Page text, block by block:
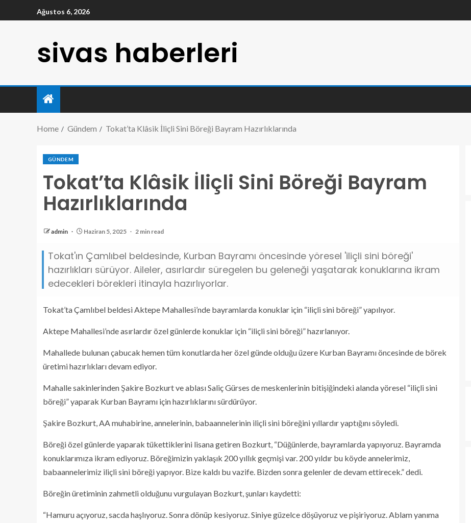
Ağustos 6, 2026
sivas haberleri
Home Gündem Tokat’ta Klâsik İliçli Sini Böreği Bayram Hazırlıklarında
GÜNDEM
Tokat’ta Klâsik İliçli Sini Böreği Bayram
Hazırlıklarında
admin Haziran 5, 2025 2 min read
Tokat'ın Çamlıbel beldesinde, Kurban Bayramı öncesinde yöresel 'iliçli sini böreği'
hazırlıkları sürüyor. Aileler, asırlardır süregelen bu geleneği yaşatarak konuklarına ikram
edecekleri börekleri itinayla hazırlıyorlar.
Tokat’ta Çamlıbel beldesi Aktepe Mahallesi’nde bayramlarda konuklar için “iliçli sini böreği” yapılıyor.
Aktepe Mahallesi’nde asırlardır özel günlerde konuklar için “iliçli sini böreği” hazırlanıyor.
Mahallede bulunan çabucak hemen tüm konutlarda her özel günde olduğu üzere Kurban Bayramı öncesinde de börek
üretimi hazırlıkları devam ediyor.
Mahalle sakinlerinden Şakire Bozkurt ve ablası Saliç Gürses de meskenlerinin bitişiğindeki alanda yöresel “iliçli sini
böreği” yaparak Kurban Bayramı için hazırlıklarını sürdürüyor.
Şakire Bozkurt, AA muhabirine, annelerinin, babaannelerinin iliçli sini böreğini yıllardır yaptığını söyledi.
Böreği özel günlerde yaparak tükettiklerini lisana getiren Bozkurt, “Düğünlerde, bayramlarda yapıyoruz. Bayramda
konuklarımıza ikram ediyoruz. Böreğimizin yaklaşık 200 yıllık geçmişi var. 200 yıldır bu köyde annelerimiz,
babaannelerimiz iliçli sini böreği yapıyor. Bize kaldı bu vazife. Bizden sonra gelenler de devam ettirecek.” dedi.
Böreğin üretiminin zahmetli olduğunu vurgulayan Bozkurt, şunları kaydetti:
“Hamuru açıyoruz, sacda haşlıyoruz. Sonra dönüp kesiyoruz. Siniye güzelce döşüyoruz ve pişiriyoruz. Ablam yanıma